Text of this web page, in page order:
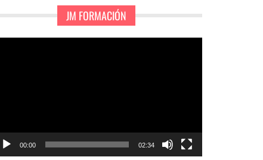
JM FORMACIÓN
00:00 02:34